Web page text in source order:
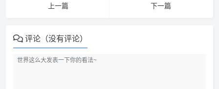
上一篇
下一篇
评论（没有评论）